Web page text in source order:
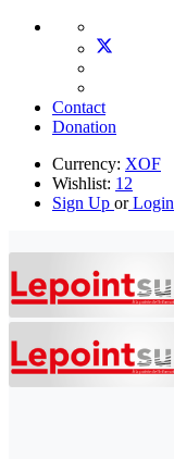
Contact
Donation
Currency: XOF
Wishlist: 12
Sign Up orLogin